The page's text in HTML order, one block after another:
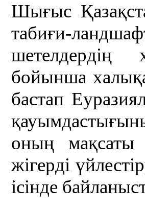
Шығыс
табиғи-
шетелдердің
бойынша
бастап
оның мақсаты
жігерді
ісінде